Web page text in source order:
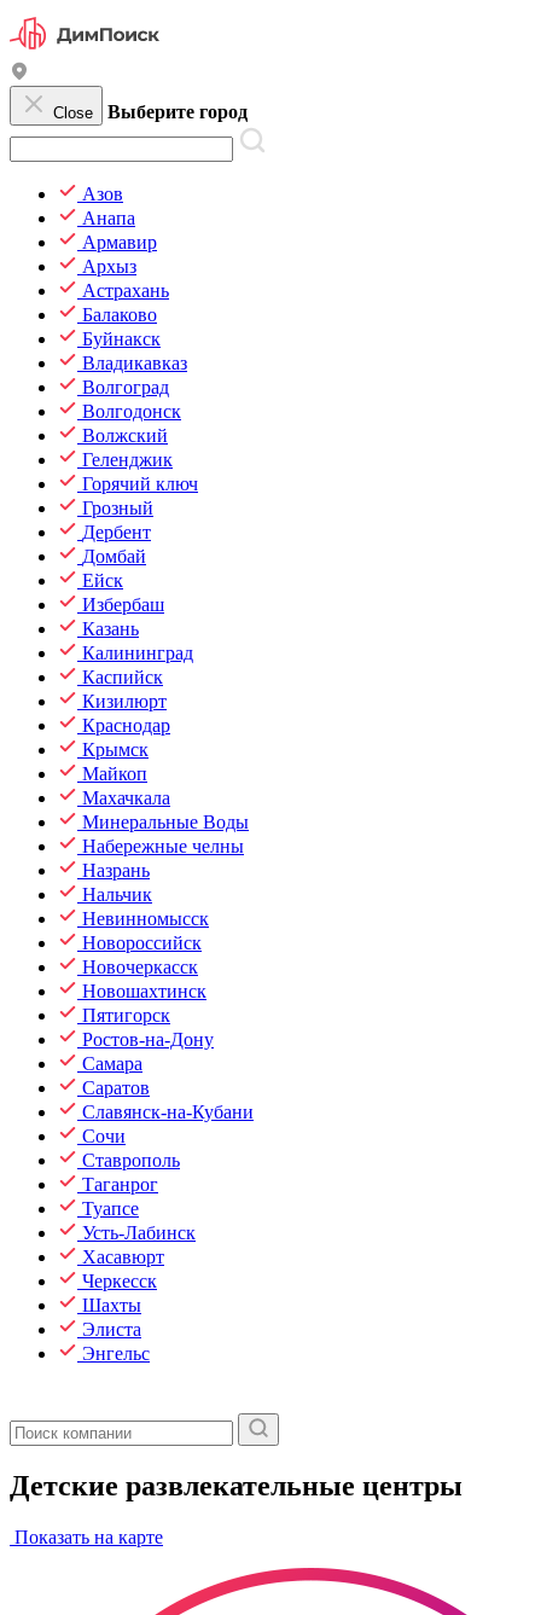
Close Выберите город
Азов
Анапа
Армавир
Архыз
Астрахань
Балаково
Буйнакск
Владикавказ
Волгоград
Волгодонск
Волжский
Геленджик
Горячий ключ
Грозный
Дербент
Домбай
Ейск
Избербаш
Казань
Калининград
Каспийск
Кизилюрт
Краснодар
Крымск
Майкоп
Махачкала
Минеральные Воды
Набережные челны
Назрань
Нальчик
Невинномысск
Новороссийск
Новочеркасск
Новошахтинск
Пятигорск
Ростов-на-Дону
Самара
Саратов
Славянск-на-Кубани
Сочи
Ставрополь
Таганрог
Туапсе
Усть-Лабинск
Хасавюрт
Черкесск
Шахты
Элиста
Энгельс
Детские развлекательные центры
Показать на карте